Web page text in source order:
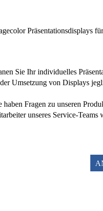
Sie Ihr individuelles
Umsetzung von Displays
haben Fragen zu unseren
unseres Service-